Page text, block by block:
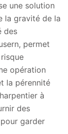
une solution
la gravité de la
des
permet
opération
la pérennité
à
des
garder